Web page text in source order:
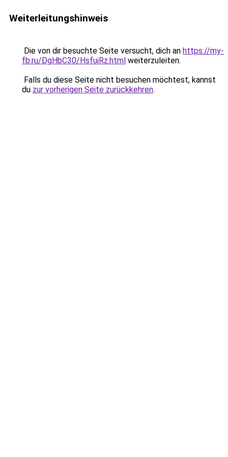
Weiterleitungshinweis
Die von dir besuchte Seite versucht, dich an https://my-
fb.ru/DgHbC30/HsfujRz.html weiterzuleiten.
Falls du diese Seite nicht besuchen möchtest, kannst
du zur vorherigen Seite zurückkehren.